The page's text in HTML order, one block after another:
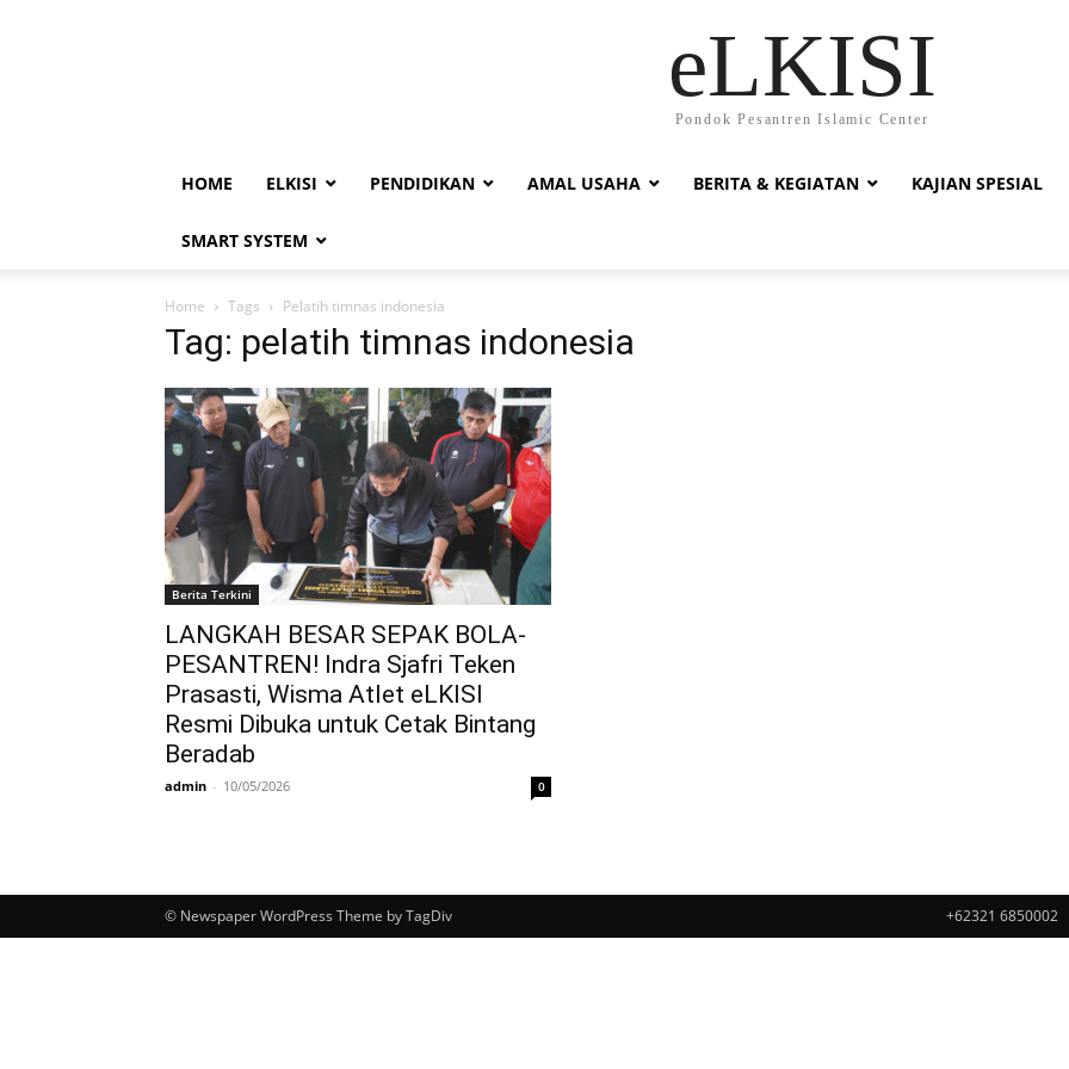
eLKISI
Pondok Pesantren Islamic Center
HOME ELKISI PENDIDIKAN AMAL USAHA BERITA & KEGIATAN KAJIAN SPESIAL
SMART SYSTEM
Home Tags Pelatih timnas indonesia
Tag: pelatih timnas indonesia
Berita Terkini
LANGKAH BESAR SEPAK BOLA-
PESANTREN! Indra Sjafri Teken
Prasasti, Wisma Atlet eLKISI
Resmi Dibuka untuk Cetak Bintang
Beradab
admin - 10/05/2026 0
+62321 6850002
© Newspaper WordPress Theme by TagDiv